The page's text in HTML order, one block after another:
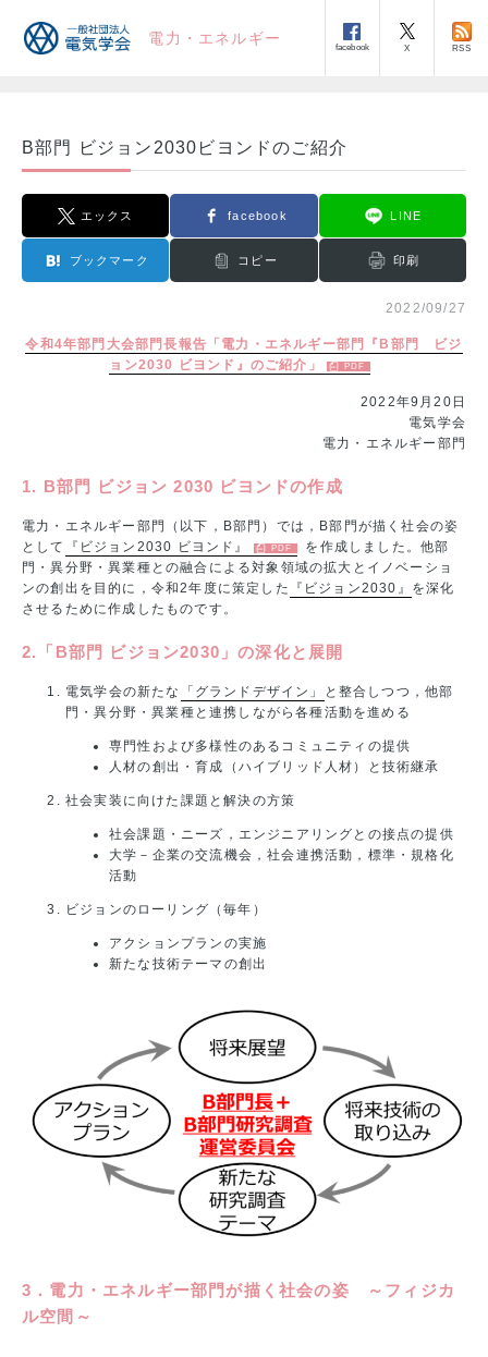
電力・エネルギー
facebook X RSS
B部門 ビジョン2030ビヨンドのご紹介
エックス facebook LINE
ブックマーク コピー 印刷
2022/09/27
令和4年部門大会部門長報告「電力・エネルギー部門『B部門 ビジ
ョン2030 ビヨンド』のご紹介」
2022年9月20日
電気学会
電力・エネルギー部門
1. B部門 ビジョン 2030 ビヨンドの作成
電力・エネルギー部門（以下，B部門）では，B部門が描く社会の姿
として
『ビジョン2030 ビヨンド』
を作成しました。他部
門・異分野・異業種との融合による対象領域の拡大とイノベーショ
ンの創出を目的に，令和2年度に策定した
『ビジョン2030』 を深化
させるために作成したものです。
2.「B部門 ビジョン2030」の深化と展開
電気学会の新たな 「グランドデザイン」
と整合しつつ，他部
門・異分野・異業種と連携しながら各種活動を進める
専門性および多様性のあるコミュニティの提供
人材の創出・育成（ハイブリッド人材）と技術継承
社会実装に向けた課題と解決の方策
社会課題・ニーズ，エンジニアリングとの接点の提供
大学－企業の交流機会，社会連携活動，標準・規格化
活動
ビジョンのローリング（毎年）
アクションプランの実施
新たな技術テーマの創出
3．電力・エネルギー部門が描く社会の姿 ～フィジカ
ル空間～